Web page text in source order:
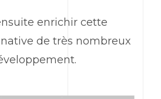
enrichir cette
de très nombreux